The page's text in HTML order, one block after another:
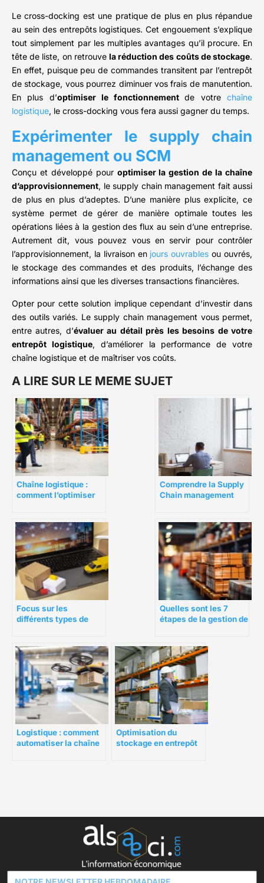
Le cross-docking est une pratique de plus en plus répandue
au sein des entrepôts logistiques. Cet engouement s’explique
tout simplement par les multiples avantages qu’il procure. En
tête de liste, on retrouve la réduction des coûts de stockage.
En effet, puisque peu de commandes transitent par l’entrepôt
de stockage, vous pourrez diminuer vos frais de manutention.
En plus d’optimiser le fonctionnementde votrechaîne
logistique, le cross-docking vous fera aussi gagner du temps.
Expérimenter le supply chain
management ou SCM
Conçu et développé pour optimiser la gestion de la chaîne
d’approvisionnement, le supply chain management fait aussi
de plus en plus d’adeptes. D’une manière plus explicite, ce
système permet de gérer de manière optimale toutes les
opérations liées à la gestion des flux au sein d’une entreprise.
Autrement dit, vous pouvez vous en servir pour contrôler
l’approvisionnement, la livraison en jours ouvrables ou ouvrés,
le stockage des commandes et des produits, l’échange des
informations ainsi que les diverses transactions financières.
Opter pour cette solution implique cependant d’investir dans
des outils variés. Le supply chain management vous permet,
entre autres, d’évaluer au détail près les besoins de votre
entrepôt logistique, d’améliorer la performance de votre
chaîne logistique et de maîtriser vos coûts.
A LIRE SUR LE MEME SUJET
Chaîne logistique :
comment l’optimiser
Comprendre la Supply
Chain management
Focus sur les
différents types de
Quelles sont les 7
étapes de la gestion de
Logistique : comment
automatiser la chaîne
Optimisation du
stockage en entrepôt